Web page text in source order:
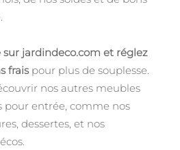
sur jardindeco.com et réglez
fraispour plus de souplesse.
nos autres meubles
entrée, comme nos
dessertes, et nos